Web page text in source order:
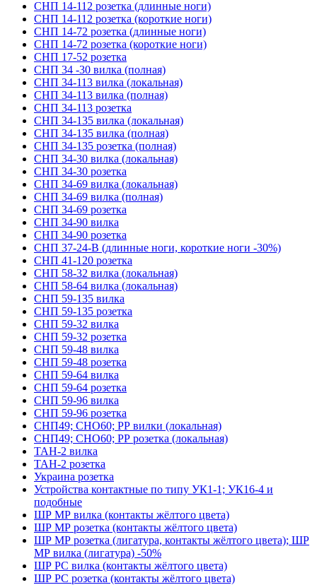
СНП 14-112 розетка (длинные ноги)
СНП 14-112 розетка (короткие ноги)
СНП 14-72 розетка (длинные ноги)
СНП 14-72 розетка (короткие ноги)
СНП 17-52 розетка
СНП 34 -30 вилка (полная)
СНП 34-113 вилка (локальная)
СНП 34-113 вилка (полная)
СНП 34-113 розетка
СНП 34-135 вилка (локальная)
СНП 34-135 вилка (полная)
СНП 34-135 розетка (полная)
СНП 34-30 вилка (локальная)
СНП 34-30 розетка
СНП 34-69 вилка (локальная)
СНП 34-69 вилка (полная)
СНП 34-69 розетка
СНП 34-90 вилка
СНП 34-90 розетка
СНП 37-24-В (длинные ноги, короткие ноги -30%)
СНП 41-120 розетка
СНП 58-32 вилка (локальная)
СНП 58-64 вилка (локальная)
СНП 59-135 вилка
СНП 59-135 розетка
СНП 59-32 вилка
СНП 59-32 розетка
СНП 59-48 вилка
СНП 59-48 розетка
СНП 59-64 вилка
СНП 59-64 розетка
СНП 59-96 вилка
СНП 59-96 розетка
СНП49; СНО60; РР вилки (локальная)
СНП49; СНО60; РР розетка (локальная)
ТАН-2 вилка
ТАН-2 розетка
Украина розетка
Устройства контактные по типу УК1-1; УК16-4 и
подобные
ШР МР вилка (контакты жёлтого цвета)
ШР МР розетка (контакты жёлтого цвета)
ШР МР розетка (лигатура, контакты жёлтого цвета); ШР
МР вилка (лигатура) -50%
ШР РС вилка (контакты жёлтого цвета)
ШР РС розетка (контакты жёлтого цвета)